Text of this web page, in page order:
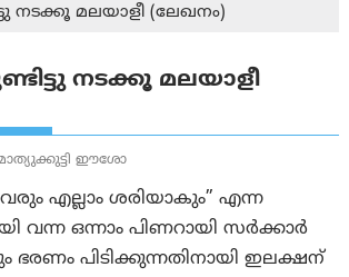
നടക്കൂ മലയാളീ (ലേഖനം)
നടക്കൂ മലയാളീ
ഈശോ
എല്ലാം ശരിയാകും” എന്ന
വന്ന ഒന്നാം പിണറായി സർക്കാർ
ഭരണം പിടിക്കുന്നതിനായി ഇലക്ഷന്